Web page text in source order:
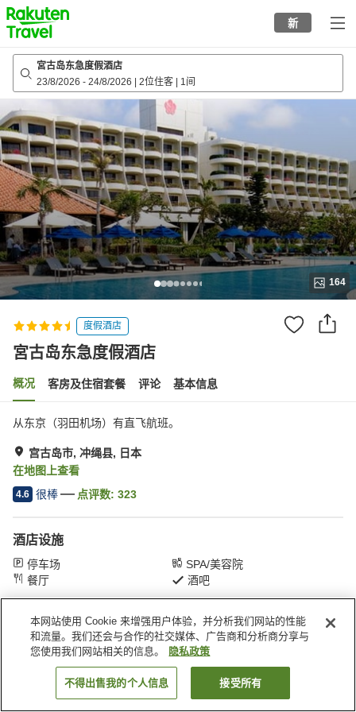
to
top
page
新
宮古岛东急度假酒店
23/8/2026 - 24/8/2026 2位住客 1间
164
度假酒店
宮古岛东急度假酒店
概况 客房及住宿套餐 评论 基本信息
从东京（羽田机场）有直飞航班。
宫古岛市, 冲绳县, 日本
在地图上查看
4.6 很棒 点评数: 323
酒店设施
停车场
SPA/美容院
餐厅
酒吧
首页 日本 冲绳县 宫古岛市 宮古岛东急度假酒店
搜索客房
本网站使用 Cookie 来增强用户体验，并分析我们网站的性能
和流量。我们还会与合作的社交媒体、广告商和分析商分享与
您使用我们网站相关的信息。
隐私政策
不得出售我的个人信息 接受所有